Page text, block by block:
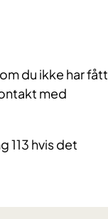
du ikke har fått
med
113 hvis det